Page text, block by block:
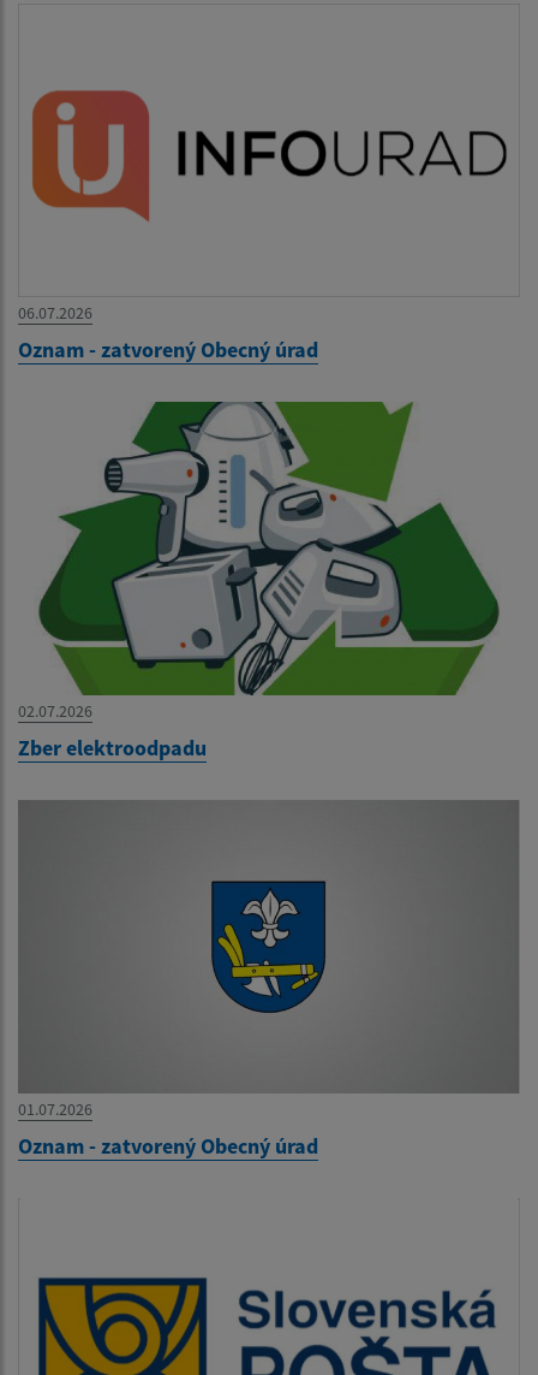
06.07.2026
Oznam - zatvorený Obecný úrad
02.07.2026
Zber elektroodpadu
01.07.2026
Oznam - zatvorený Obecný úrad